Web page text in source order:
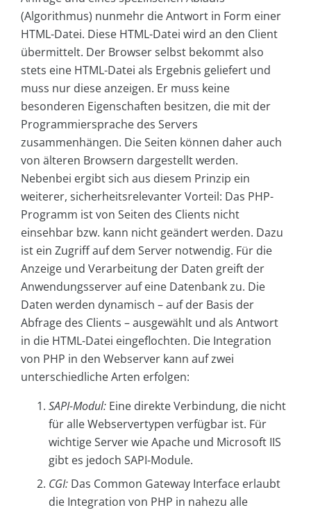
(Algorithmus) nunmehr die Antwort in Form einer
HTML-Datei. Diese HTML-Datei wird an den Client
übermittelt. Der Browser selbst bekommt also
stets eine HTML-Datei als Ergebnis geliefert und
muss nur diese anzeigen. Er muss keine
besonderen Eigenschaften besitzen, die mit der
Programmiersprache des Servers
zusammenhängen. Die Seiten können daher auch
von älteren Browsern dargestellt werden.
Nebenbei ergibt sich aus diesem Prinzip ein
weiterer, sicherheitsrelevanter Vorteil: Das PHP-
Programm ist von Seiten des Clients nicht
einsehbar bzw. kann nicht geändert werden. Dazu
ist ein Zugriff auf dem Server notwendig. Für die
Anzeige und Verarbeitung der Daten greift der
Anwendungsserver auf eine Datenbank zu. Die
Daten werden dynamisch – auf der Basis der
Abfrage des Clients – ausgewählt und als Antwort
in die HTML-Datei eingeflochten. Die Integration
von PHP in den Webserver kann auf zwei
unterschiedliche Arten erfolgen:
SAPI-Modul: Eine direkte Verbindung, die nicht
für alle Webservertypen verfügbar ist. Für
wichtige Server wie Apache und Microsoft IIS
gibt es jedoch SAPI-Module.
CGI: Das Common Gateway Interface erlaubt
die Integration von PHP in nahezu alle